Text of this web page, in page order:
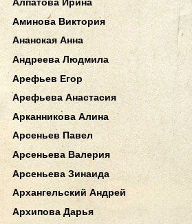
Аминова Виктория
Ананская Анна
Андреева Людмила
Арефьев Егор
Арефьева Анастасия
Арканникова Алина
Арсеньев Павел
Арсеньева Валерия
Арсеньева Зинаида
Архангельский Андрей
Архипова Дарья